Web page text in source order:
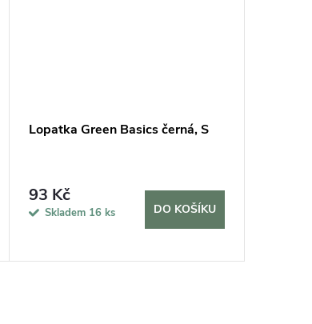
Lopatka Green Basics černá, S
93 Kč
Skladem 16 ks DO KOŠÍKU